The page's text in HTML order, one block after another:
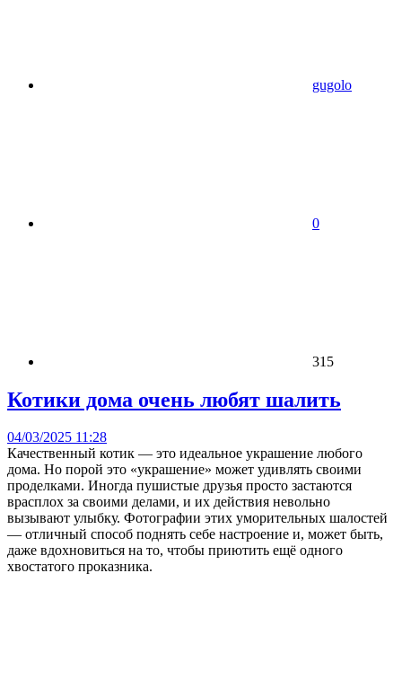
gugolo
0
315
Котики дома очень любят шалить
04/03/2025 11:28
Качественный котик — это идеальное украшение любого
дома. Но порой это «украшение» может удивлять своими
проделками. Иногда пушистые друзья просто застаются
врасплох за своими делами, и их действия невольно
вызывают улыбку. Фотографии этих уморительных шалостей
— отличный способ поднять себе настроение и, может быть,
даже вдохновиться на то, чтобы приютить ещё одного
хвостатого проказника.